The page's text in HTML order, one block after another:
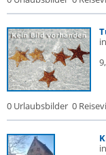
0 Urlaubsbilder 0